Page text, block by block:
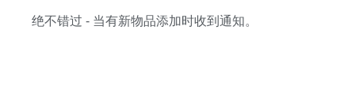
绝不错过 - 当有新物品添加时收到通知。